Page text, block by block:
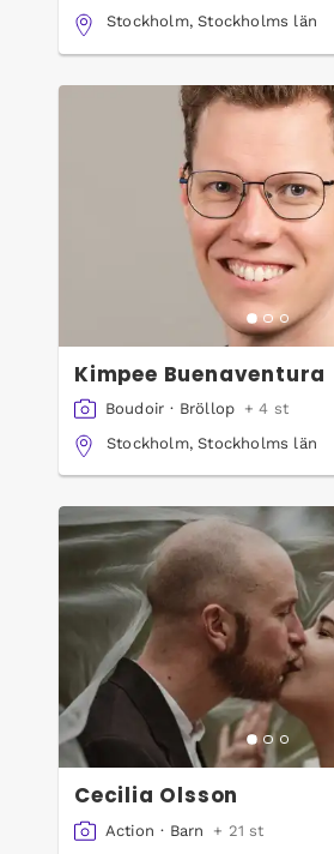
Stockholm, Stockholms län
Kimpee Buenaventura
Boudoir · Bröllop + 4 st
Stockholm, Stockholms län
Cecilia Olsson
Action · Barn
+ 21 st